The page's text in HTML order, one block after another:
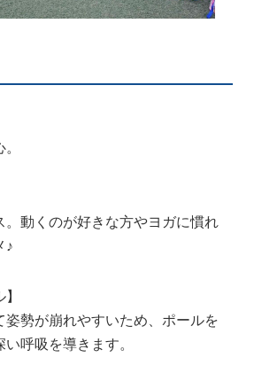
。動くのが好きな方やヨガに慣れ
♪
姿勢が崩れやすいため、ポールを
呼吸を導きます。